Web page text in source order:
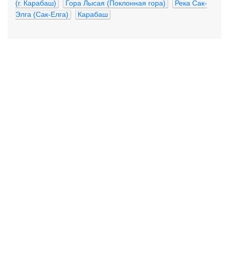
(г. Карабаш)
Гора Лысая (Поклонная гора)
Река Сак-
Элга (Сак-Елга)
Карабаш